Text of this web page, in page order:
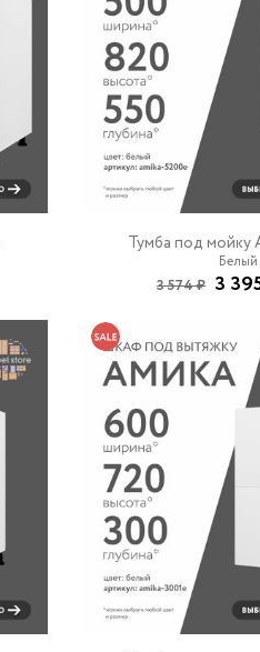
Тумба под мойку
Белый
3 574 ₽ 3